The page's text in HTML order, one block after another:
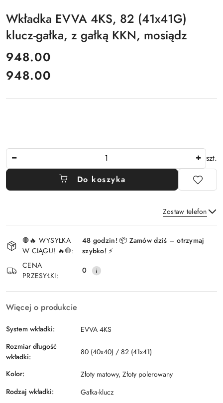
Wkładka EVVA 4KS, 82 (41x41G)
klucz-gałka, z gałką KKN, mosiądz
cena:
948.00
Cena:
948.00
szt.
Do koszyka
Zostaw telefon
Wyślij
Dostępność
i
dostawa
🛑🔥 WYSYŁKA
W CIĄGU! 🔥🛑:
48 godzin! 📦 Zamów dziś – otrzymaj
szybko! ⚡
CENA
PRZESYŁKI:
0
Więcej o produkcie
System wkładki:
EVVA 4KS
Rozmiar długość
wkładki:
80 (40x40) / 82 (41x41)
Kolor:
Złoty matowy, Złoty polerowany
Rodzaj wkładki:
Gałka-klucz